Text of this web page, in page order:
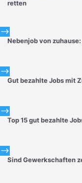
retten
$
Nebenjob von
$
Gut bezahlte Jobs mit
$
Top 15 gut bezahlte
$
Sind Gewerkschaften